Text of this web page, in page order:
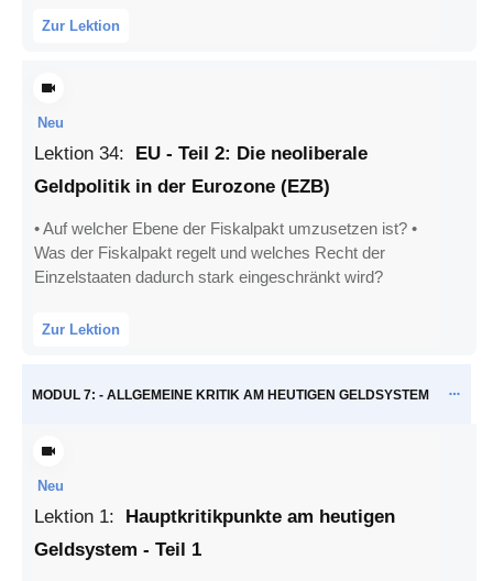
Zur Lektion
Neu
Lektion 34: EU - Teil 2: Die neoliberale
Geldpolitik in der Eurozone (EZB)
• Auf welcher Ebene der Fiskalpakt umzusetzen ist? •
Was der Fiskalpakt regelt und welches Recht der
Einzelstaaten dadurch stark eingeschränkt wird?
Zur Lektion
MODUL 7: - ALLGEMEINE KRITIK AM HEUTIGEN GELDSYSTEM
Neu
Lektion 1: Hauptkritikpunkte am heutigen
Geldsystem - Teil 1